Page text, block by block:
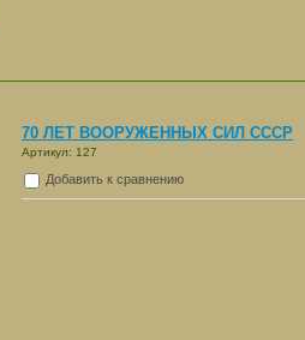
70 ЛЕТ ВООРУЖЕННЫХ СИЛ СССР
Артикул: 127
Добавить к сравнению